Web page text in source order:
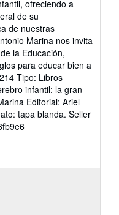
ofreciendo a
de su
de nuestras
Marina nos invita
la Educación,
para educar bien a
Tipo: Libros
infantil: la gran
Editorial: Ariel
tapa blanda. Seller